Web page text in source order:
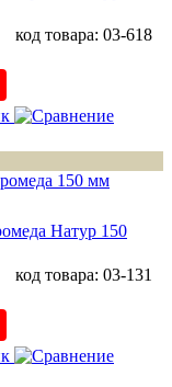
код товара: 03-618
Натур 150
код товара: 03-131